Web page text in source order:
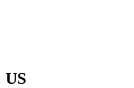
US